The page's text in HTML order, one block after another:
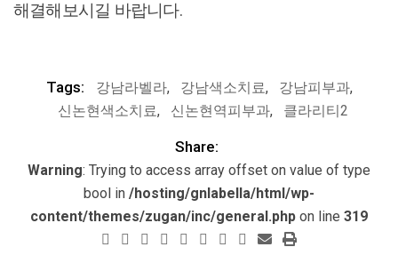
해결해보시길 바랍니다.
Tags: 강남라벨라, 강남색소치료, 강남피부과,
신논현색소치료, 신논현역피부과, 클라리티2
Share:
Warning: Trying to access array offset on value of type
bool in /hosting/gnlabella/html/wp-
content/themes/zugan/inc/general.php on line 319